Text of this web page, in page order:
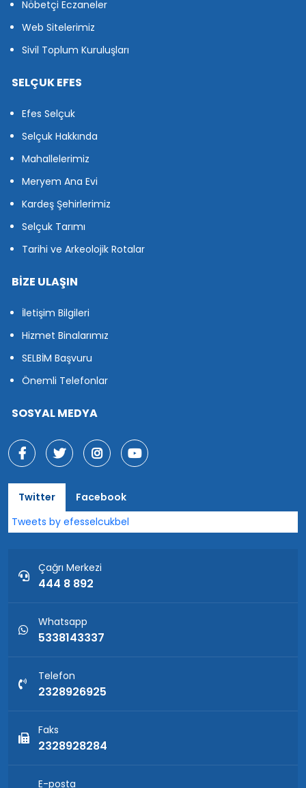
Nöbetçi Eczaneler
Web Sitelerimiz
Sivil Toplum Kuruluşları
SELÇUK EFES
Efes Selçuk
Selçuk Hakkında
Mahallelerimiz
Meryem Ana Evi
Kardeş Şehirlerimiz
Selçuk Tarımı
Tarihi ve Arkeolojik Rotalar
BİZE ULAŞIN
İletişim Bilgileri
Hizmet Binalarımız
SELBİM Başvuru
Önemli Telefonlar
SOSYAL MEDYA
Twitter
Facebook
Tweets by efesselcukbel
Çağrı Merkezi
444 8 892
Whatsapp
5338143337
Telefon
2328926925
Faks
2328928284
E-posta